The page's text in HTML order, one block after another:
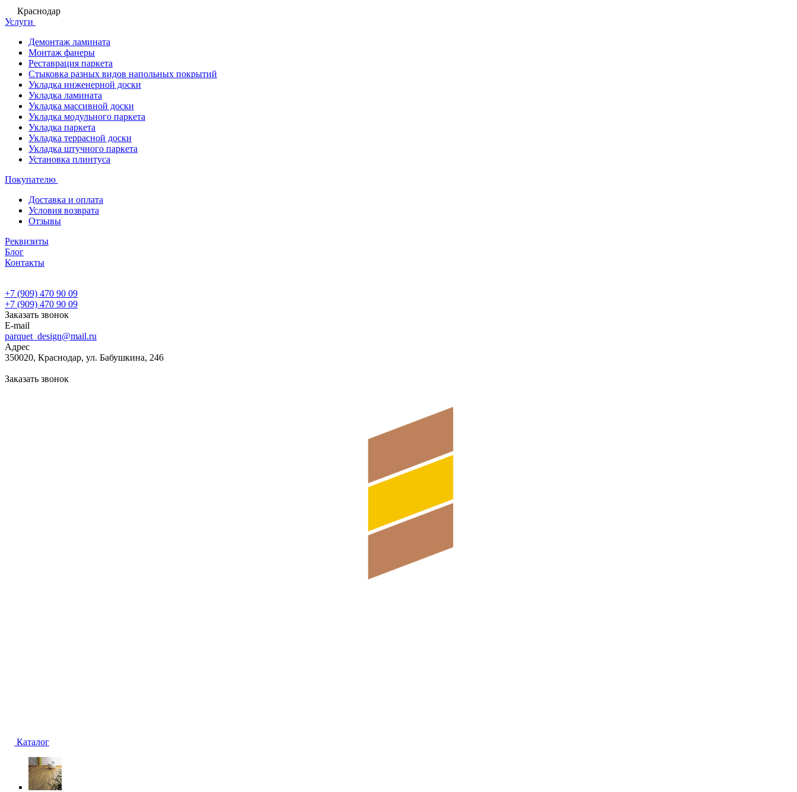
Краснодар
Услуги
Демонтаж ламината
Монтаж фанеры
Реставрация паркета
Стыковка разных видов напольных покрытий
Укладка инженерной доски
Укладка ламината
Укладка массивной доски
Укладка модульного паркета
Укладка паркета
Укладка террасной доски
Укладка штучного паркета
Установка плинтуса
Покупателю
Доставка и оплата
Условия возврата
Отзывы
Реквизиты
Блог
Контакты
+7 (909) 470 90 09
+7 (909) 470 90 09
Заказать звонок
E-mail
parquet_design@mail.ru
Адрес
350020, Краснодар, ул. Бабушкина, 246
Заказать звонок
Каталог